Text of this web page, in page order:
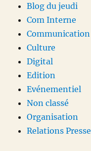
Blog du jeudi
Com Interne
Communication
Culture
Digital
Edition
Evénementiel
Non classé
Organisation
Relations Presse